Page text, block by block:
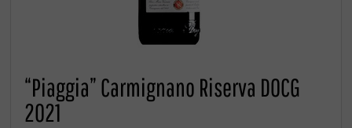
“Piaggia” Carmignano Riserva DOCG
2021